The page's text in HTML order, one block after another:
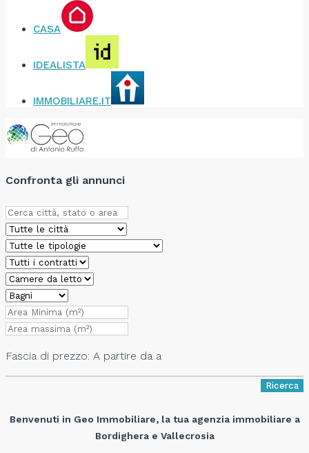
CASA
IDEALISTA
IMMOBILIARE.IT
Confronta gli annunci
Fascia di prezzo: A partire da a
Ricerca
Benvenuti in Geo Immobiliare, la tua agenzia immobiliare a
Bordighera e Vallecrosia